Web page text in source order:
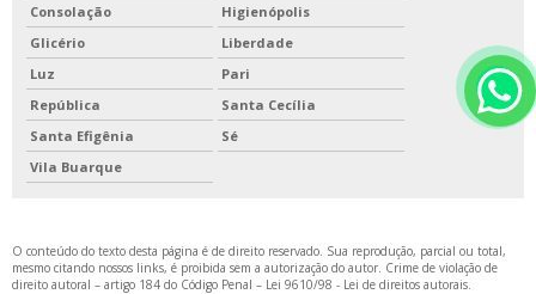
Consolação
Higienópolis
Glicério
Liberdade
Luz
Pari
República
Santa Cecília
Santa Efigênia
Sé
Vila Buarque
O conteúdo do texto desta página é de direito reservado. Sua reprodução, parcial ou total,
mesmo citando nossos links, é proibida sem a autorização do autor. Crime de violação de
direito autoral – artigo 184 do Código Penal – Lei 9610/98 - Lei de direitos autorais